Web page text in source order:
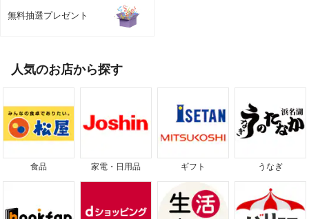
無料抽選プレゼント
人気のお店から探す
食品 家電・日用品 ギフト うなぎ